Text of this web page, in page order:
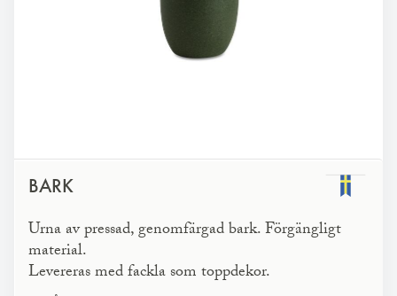
BARK
Urna av pressad, genomfärgad bark. Förgängligt
material.
Levereras med fackla som toppdekor.